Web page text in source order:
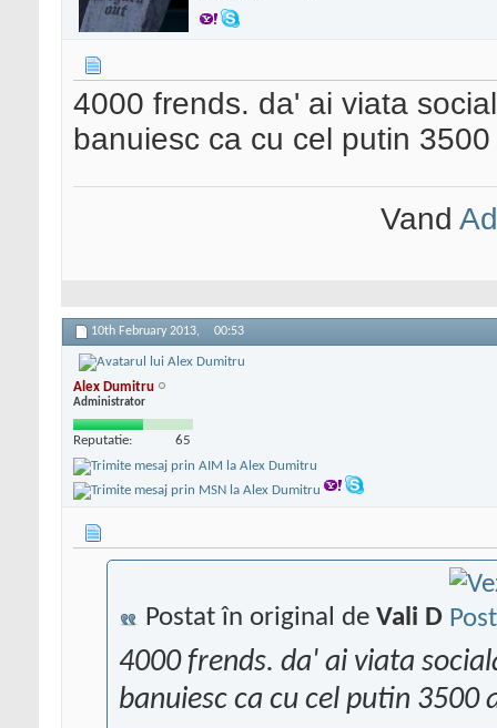
4000 frends. da' ai viata
banuiesc ca cu cel putin
Vand
10th February 2013, 00:53
Alex Dumitru
Administrator
Reputatie: 65
Postat în original de Vali D
4000 frends. da' ai viata
banuiesc ca cu cel putin 3500